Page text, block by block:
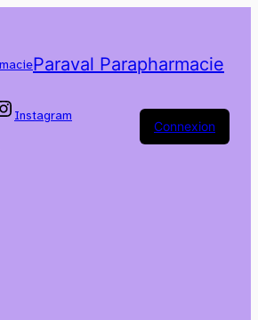
Paraval Parapharmacie
Instagram
Connexion